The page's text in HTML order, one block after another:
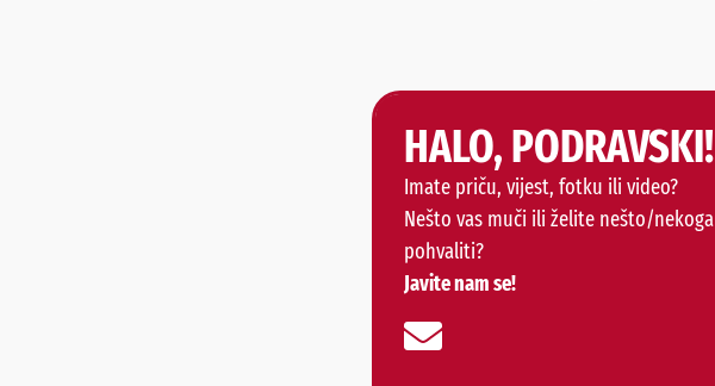
HALO, PODRAVSKI!
Imate priču, vijest, fotku ili video?
Nešto vas muči ili želite nešto/nekoga
pohvaliti?
Javite nam se!